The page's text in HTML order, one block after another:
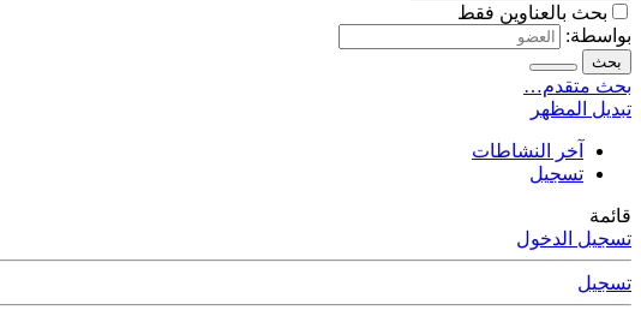
بحث بالعناوين فقط
بواسطة:
بحث
بحث متقدم…
تبديل المظهر
آخر النشاطات
تسجيل
قائمة
تسجيل الدخول
تسجيل